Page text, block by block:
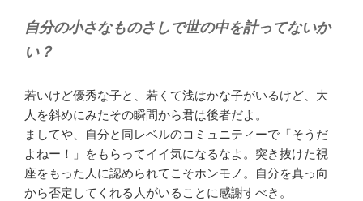
自分の小さなものさしで世の中を計ってないか
い？
若いけど優秀な子と、若くて浅はかな子がいるけど、大
人を斜めにみたその瞬間から君は後者だよ。
ましてや、自分と同レベルのコミュニティーで「そうだ
よねー！」をもらってイイ気になるなよ。突き抜けた視
座をもった人に認められてこそホンモノ。自分を真っ向
から否定してくれる人がいることに感謝すべき。